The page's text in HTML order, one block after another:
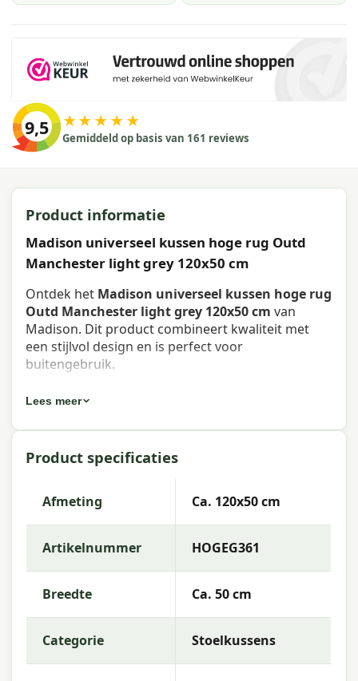
9,5 ★★★★★
Gemiddeld op basis van 161 reviews
Product informatie
Madison universeel kussen hoge rug Outd
Manchester light grey 120x50 cm
Ontdek het Madison universeel kussen hoge rug
Outd Manchester light grey 120x50 cm van
Madison. Dit product combineert kwaliteit met
een stijlvol design en is perfect voor
buitengebruik.
Eigenschappen Madison universeel
kussen hoge rug Outd Manchester
light grey 120x50 cm
HOGEG361
EAN:8713229288846
Kleur:grey
Afmeting:Ca. 120x50 cm
Lees meer
Product specificaties
Afmeting Ca. 120x50 cm
Artikelnummer HOGEG361
Breedte Ca. 50 cm
Categorie Stoelkussens